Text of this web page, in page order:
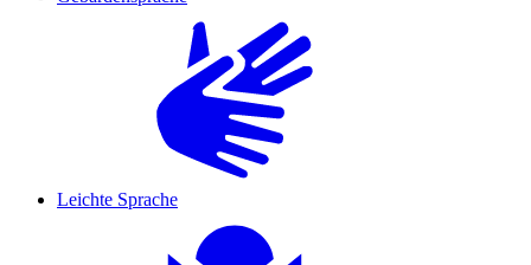
Leichte Sprache